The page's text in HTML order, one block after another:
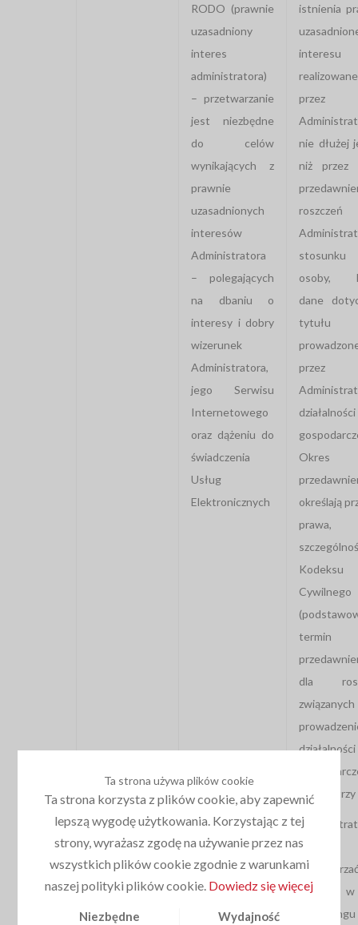
RODO (prawnie
uzasadniony
interes
administratora)
– przetwarzanie
jest niezbędne
do celów
wynikających z
prawnie
uzasadnionych
interesów
Administratora
– polegających
na dbaniu o
interesy i dobry
wizerunek
Administratora,
jego Serwisu
Internetowego
oraz dążeniu do
świadczenia
Usług
Elektronicznych
istnienia
interesu
przez
nie dłużej
niż przez
roszczeń
osoby,
dane
tytułu
przez
działalności
Okres
określają
Kodeksu
Cywilnego
termin
dla
działalności
wynosi
może
danych
marketingu
Ta strona używa plików cookie
Ta strona korzysta z plików cookie, aby zapewnić
lepszą wygodę użytkowania. Korzystając z tej
strony, wyrażasz zgodę na używanie przez nas
wszystkich plików cookie zgodnie z warunkami
naszej polityki plików cookie. Dowiedz się więcej
Niezbędne Wydajność